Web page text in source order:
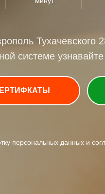
Тухачевского
системе
персональных данных и